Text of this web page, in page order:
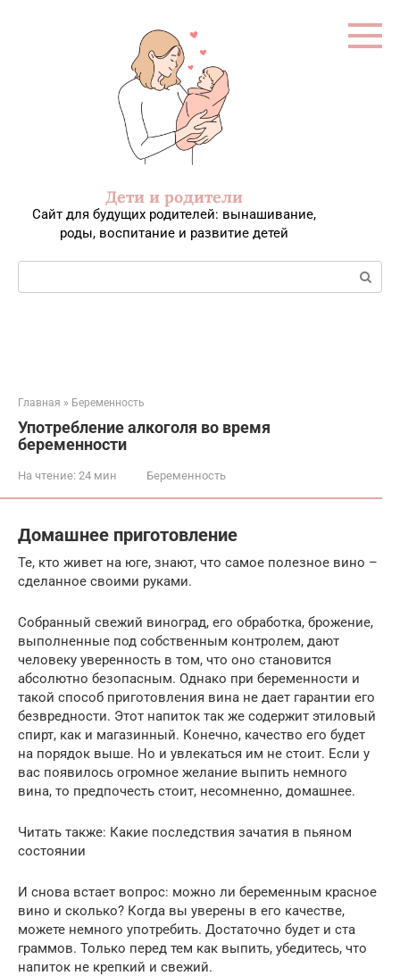
Дети и родители
Сайт для будущих родителей: вынашивание,
роды, воспитание и развитие детей
Поиск:
Главная » Беременность
Употребление алкоголя во время
беременности
На чтение: 24 мин Беременность
Домашнее приготовление
Те, кто живет на юге, знают, что самое полезное вино –
сделанное своими руками.
Собранный свежий виноград, его обработка, брожение,
выполненные под собственным контролем, дают
человеку уверенность в том, что оно становится
абсолютно безопасным. Однако при беременности и
такой способ приготовления вина не дает гарантии его
безвредности. Этот напиток так же содержит этиловый
спирт, как и магазинный. Конечно, качество его будет
на порядок выше. Но и увлекаться им не стоит. Если у
вас появилось огромное желание выпить немного
вина, то предпочесть стоит, несомненно, домашнее.
Читать также: Какие последствия зачатия в пьяном
состоянии
И снова встает вопрос: можно ли беременным красное
вино и сколько? Когда вы уверены в его качестве,
можете немного употребить. Достаточно будет и ста
граммов. Только перед тем как выпить, убедитесь, что
напиток не крепкий и свежий.